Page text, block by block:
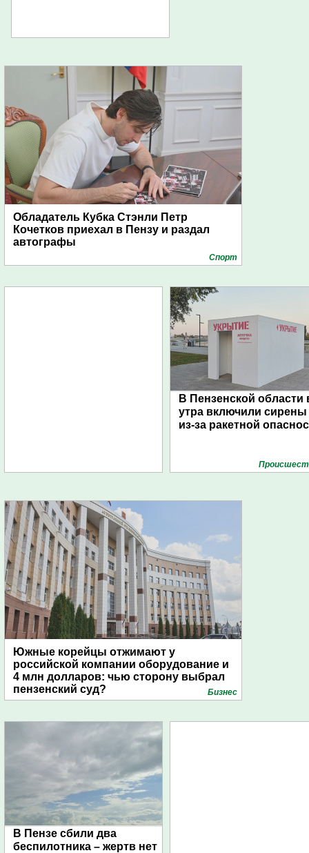
Обладатель Кубка Стэнли Петр
Кочетков приехал в Пензу и раздал
автографы
Спорт
В Пензенской области
утра включили сирены
из-за ракетной
Южные корейцы отжимают у
российской компании оборудование и
4 млн долларов: чью сторону выбрал
пензенский суд?
Бизнес
В Пензе сбили два
беспилотника – жертв нет